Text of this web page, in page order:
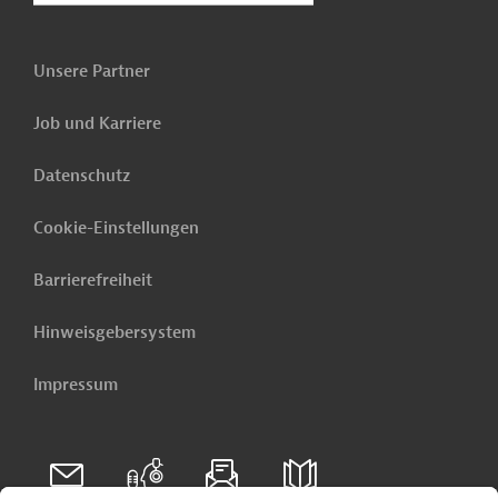
Unsere Partner
Job und Karriere
Datenschutz
Cookie-Einstellungen
Barrierefreiheit
Hinweisgebersystem
Impressum